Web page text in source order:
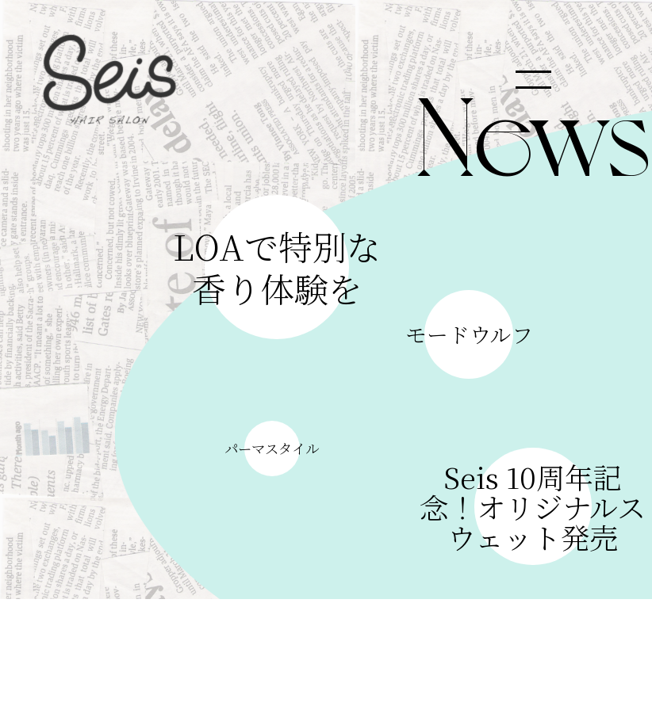
STAFF
NEWS
GELATO
GALLERYcreative hair
GALLERYnail
STAFF BLOG
RECRUIT
News
LOAで特別な
香り体験を
Seis 10周年記
念！オリジナルス
ウェット発売
モードウルフ
パーマスタイル